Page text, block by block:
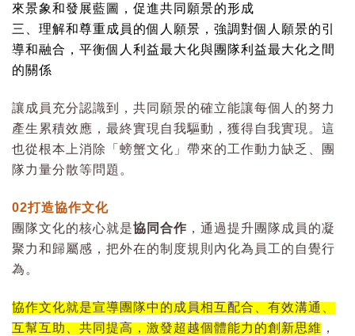
來景象和發展藍圖，促進共同願景的形成
三、理解和尊重成員的個人願景，強調對個人願景的引
導和融合，平衡個人利益最大化與團隊利益最大化之間
的關係
讓成員充分認識到，共同願景的確立能讓每個人的努力
產生累積效應，最終實現自我驅動，獲得自我實現。這
也從根本上消除「螃蟹文化」帶來的工作動力缺乏、團
隊力量分散等問題。
02打造協作文化
團隊文化的核心就是協同合作 ，通過提升團隊成員的凝
聚力和歸屬感，把外在的制度規則內化為員工的自覺行
為。
協作文化就是宣導團隊中的成員相互配合、有效溝通、
互幫互助、共同提高，激發超越個體能力的創新思維 ，